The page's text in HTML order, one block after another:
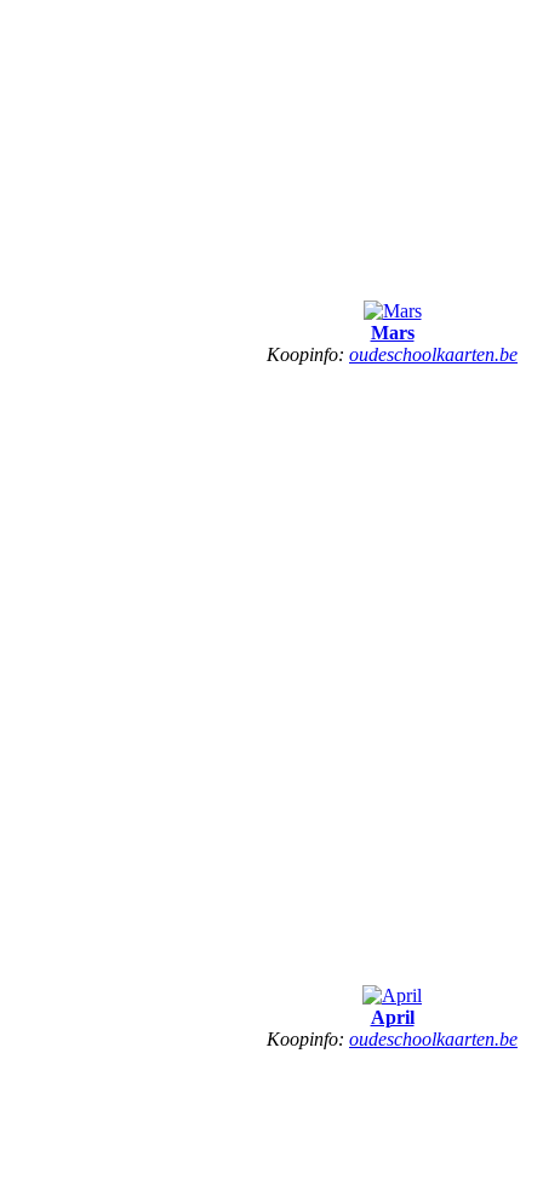
Mars
Koopinfo: oudeschoolkaarten.be
April
Koopinfo: oudeschoolkaarten.be